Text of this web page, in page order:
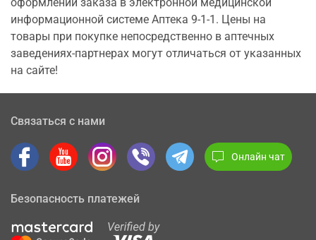
информационной системе Аптека 9-1-1. Цены на
товары при покупке непосредственно в аптечных
заведениях-партнерах могут отличаться от указанных
на сайте!
Связаться с нами
Онлайн чат
Безопасность платежей